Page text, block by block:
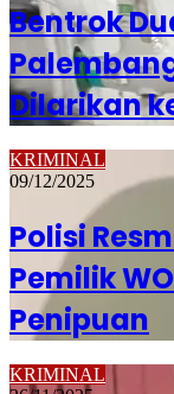
Bentrok
Dilarikan
KRIMINAL
09/12/2025
Polisi
Pemilik
Penipuan
KRIMINAL